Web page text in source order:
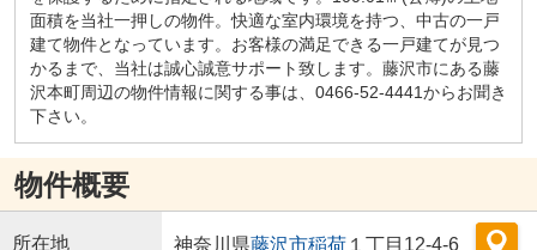
面積を当社一押しの物件。快適な室内環境を持つ、中古の一戸
建て物件となっています。お客様の満足できる一戸建てが見つ
かるまで、当社は誠心誠意サポート致します。藤沢市にある藤
沢本町周辺の物件情報に関する事は、0466-52-4441からお聞き
下さい。
物件概要
所在地 神奈川県藤沢市稲荷１丁目12-4-6